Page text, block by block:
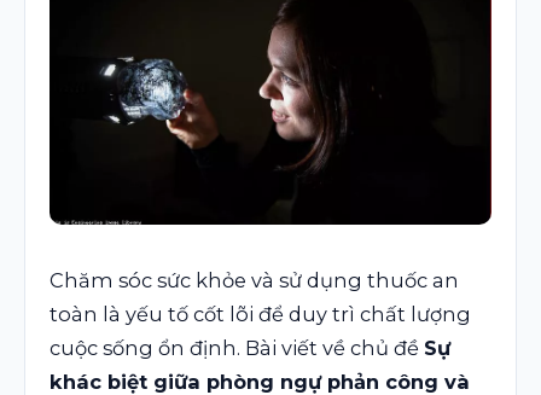
Chăm sóc sức khỏe và sử dụng thuốc an
toàn là yếu tố cốt lõi để duy trì chất lượng
cuộc sống ổn định. Bài viết về chủ đề Sự
khác biệt giữa phòng ngự phản công và